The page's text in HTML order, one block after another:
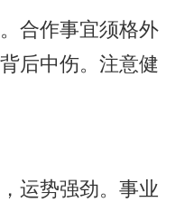
合作事宜须格外
后中伤。注意健
运势强劲。事业